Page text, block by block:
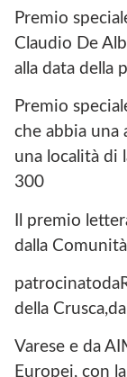
Premio
Claudio De
alla data della
Premio
che abbia una
una località di
300
Il premio
dalla
della
Varese e da
Europei, con